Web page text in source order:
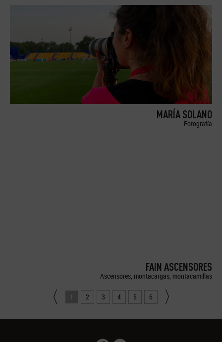
MARÍA SOLANO
Fotografía
FAIN ASCENSORES
Ascensores, montacargas, montacamillas
1 2 3 4 5 6